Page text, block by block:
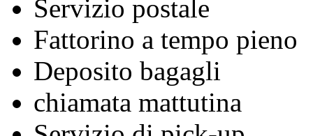
Servizio postale
Fattorino a tempo pieno
Deposito bagagli
chiamata mattutina